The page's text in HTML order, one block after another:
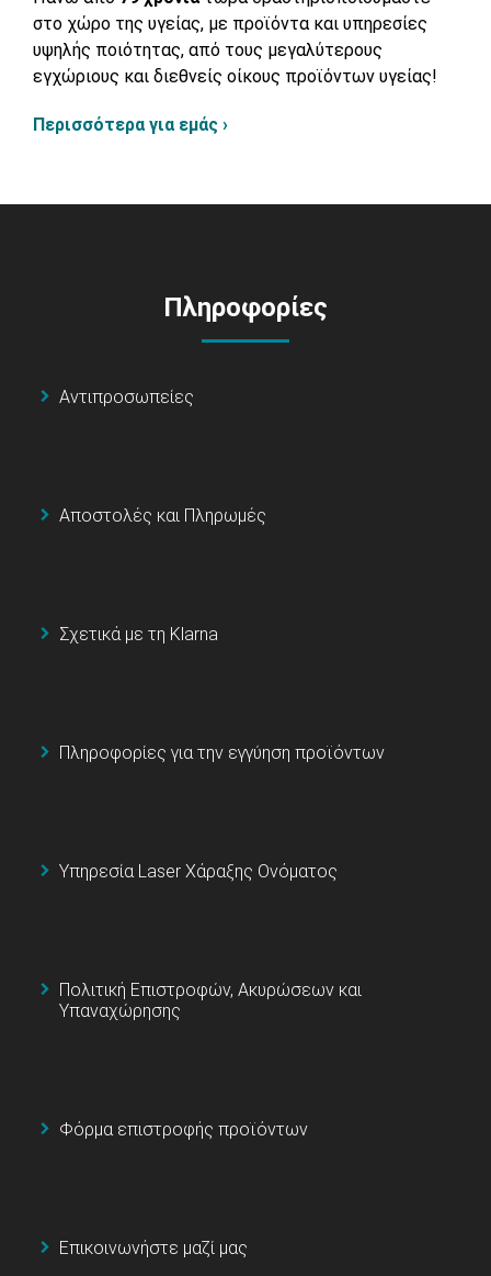
στο χώρο της υγείας, με προϊόντα και υπηρεσίες
υψηλής ποιότητας, από τους μεγαλύτερους
εγχώριους και διεθνείς οίκους προϊόντων υγείας!
Περισσότερα για εμάς ›
Πληροφορίες
Αντιπροσωπείες
Αποστολές και Πληρωμές
Σχετικά με τη Klarna
Πληροφορίες για την εγγύηση προϊόντων
Υπηρεσία Laser Χάραξης Ονόματος
Πολιτική Επιστροφών, Ακυρώσεων και
Υπαναχώρησης
Φόρμα επιστροφής προϊόντων
Επικοινωνήστε μαζί μας